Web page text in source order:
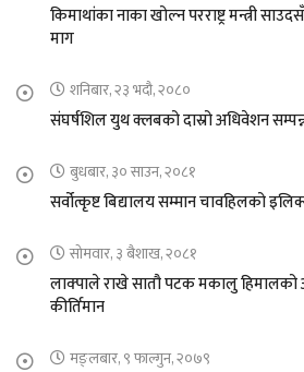
किमाथांका नाका खोल्न परराष्ट्र मन्त्री
माग
शनिबार, २३ भदौ, २०८०
संघर्षशिल युथ क्लबको दास्रो अधिवेशन
बुधबार, ३० साउन, २०८१
सर्वोत्कृष्ट बिद्यालय सम्मान चावहिलको
सोमवार, ३ बैशाख, २०८१
लाक्पाले राखे सातौ पटक मकालु हिमालको
कीर्तिमान
मङ्लबार, ९ फाल्गुन, २०७९